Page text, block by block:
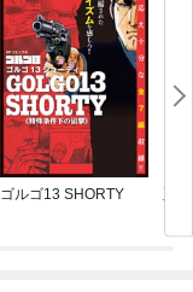
ゴルゴ13 SHORTY 正